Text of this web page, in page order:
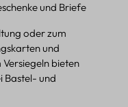
und Briefe
oder zum
und
Versiegeln bieten
Bastel- und